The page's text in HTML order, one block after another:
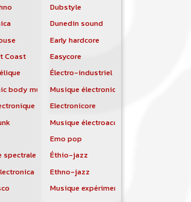
Dubstyle
Dunedin sound
Early hardcore
Coast
Easycore
Électro-industriel
body musicMusique électronique
Electronicore
Musique électroacoustique
Emo pop
spectrale
Éthio-jazz
Ethno-jazz
Musique expérimentale